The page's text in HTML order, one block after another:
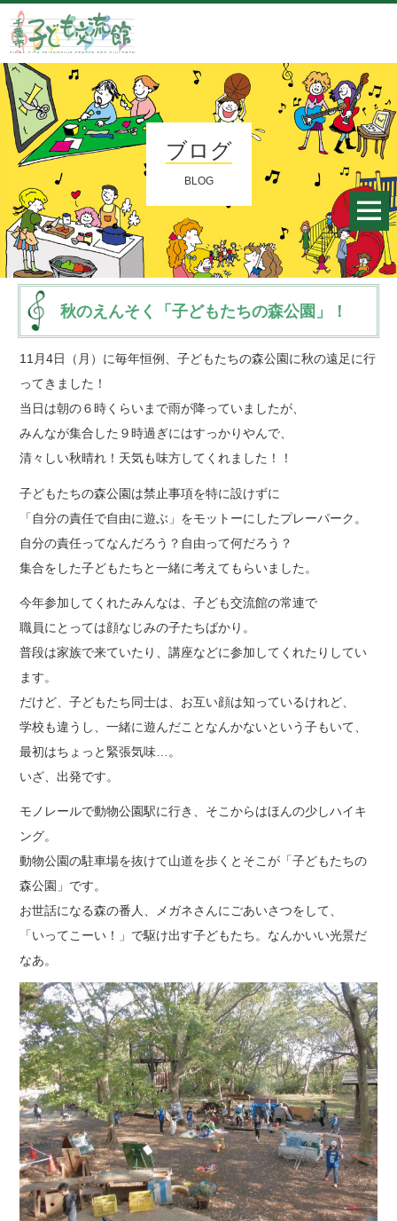
ブログ
BLOG
秋のえんそく「子どもたちの森公園」！
11月4日（月）に毎年恒例、子どもたちの森公園に秋の遠足に行
ってきました！
当日は朝の６時くらいまで雨が降っていましたが、
みんなが集合した９時過ぎにはすっかりやんで、
清々しい秋晴れ！天気も味方してくれました！！
子どもたちの森公園は禁止事項を特に設けずに
「自分の責任で自由に遊ぶ」をモットーにしたプレーパーク。
自分の責任ってなんだろう？自由って何だろう？
集合をした子どもたちと一緒に考えてもらいました。
今年参加してくれたみんなは、子ども交流館の常連で
職員にとっては顔なじみの子たちばかり。
普段は家族で来ていたり、講座などに参加してくれたりしてい
ます。
だけど、子どもたち同士は、お互い顔は知っているけれど、
学校も違うし、一緒に遊んだことなんかないという子もいて、
最初はちょっと緊張気味…。
いざ、出発です。
モノレールで動物公園駅に行き、そこからはほんの少しハイキ
ング。
動物公園の駐車場を抜けて山道を歩くとそこが「子どもたちの
森公園」です。
お世話になる森の番人、メガネさんにごあいさつをして、
「いってこーい！」で駆け出す子どもたち。なんかいい光景だ
なあ。